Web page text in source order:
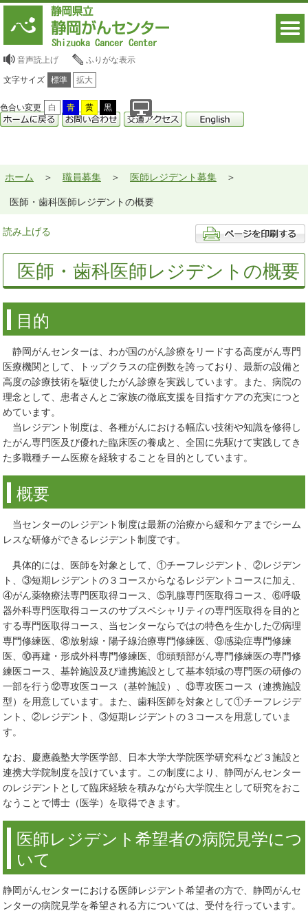
音声読上げ ふりがな表示
文字サイズ 標準 拡大
色合い変更 白 青 黄 黒
ホーム 職員募集 医師レジデント募集
医師・歯科医師レジデントの概要
読み上げる
医師・歯科医師レジデントの概要
目的
静岡がんセンターは、わが国のがん診療をリードする高度がん専門
医療機関として、トップクラスの症例数を誇っており、最新の設備と
高度の診療技術を駆使したがん診療を実践しています。また、病院の
理念として、患者さんとご家族の徹底支援を目指すケアの充実につと
めています。
当レジデント制度は、各種がんにおける幅広い技術や知識を修得し
たがん専門医及び優れた臨床医の養成と、全国に先駆けて実践してき
た多職種チーム医療を経験することを目的としています。
概要
当センターのレジデント制度は最新の治療から緩和ケアまでシーム
レスな研修ができるレジデント制度です。
具体的には、医師を対象として、①チーフレジデント、②レジデン
ト、③短期レジデントの３コースからなるレジデントコースに加え、
④がん薬物療法専門医取得コース、⑤乳腺専門医取得コース、⑥呼吸
器外科専門医取得コースのサブスペシャリティの専門医取得を目的と
する専門医取得コース、当センターならではの特色を生かした⑦病理
専門修練医、⑧放射線・陽子線治療専門修練医、⑨感染症専門修練
医、⑩再建・形成外科専門修練医、⑪頭頸部がん専門修練医の専門修
練医コース、基幹施設及び連携施設として基本領域の専門医の研修の
一部を行う⑫専攻医コース（基幹施設）、⑬専攻医コース（連携施設
型）を用意しています。また、歯科医師を対象として①チーフレジデ
ント、②レジデント、③短期レジデントの３コースを用意していま
す。
なお、慶應義塾大学医学部、日本大学大学院医学研究科など３施設と
連携大学院制度を設けています。この制度により、静岡がんセンター
のレジデントとして臨床経験を積みながら大学院生として研究をおこ
なうことで博士（医学）を取得できます。
医師レジデント希望者の病院見学につ
いて
静岡がんセンターにおける医師レジデント希望者の方で、静岡がんセ
ンターの病院見学を希望される方については、受付を行っています。